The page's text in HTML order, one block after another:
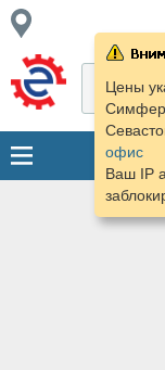
Цены
офис
Ваш IP